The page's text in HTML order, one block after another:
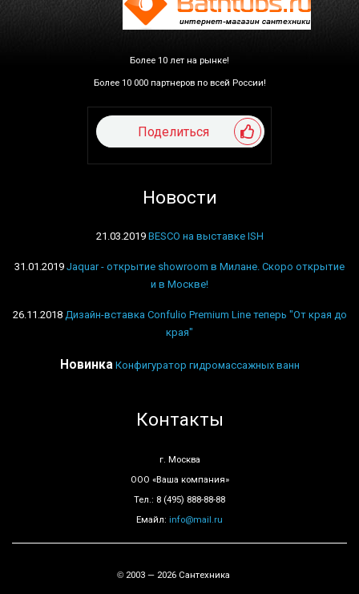
Более 10 лет на рынке!
Более 10 000 партнеров по всей России!
Поделиться
Новости
21.03.2019 BESCO на выставке ISH
31.01.2019 Jaquar - открытие showroom в Милане. Скоро открытие
и в Москве!
26.11.2018 Дизайн-вставка Confulio Premium Line теперь "От края до
края"
Новинка Конфигуратор гидромассажных ванн
Контакты
г. Москва
ООО «Ваша компания»
Тел.: 8 (495) 888-88-88
Емайл: info@mail.ru
© 2003 — 2026 Сантехника